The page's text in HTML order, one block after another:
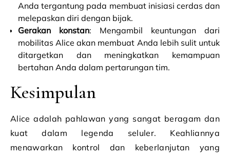
Anda tergantung pada membuat inisiasi cerdas dan
melepaskan diri dengan bijak.
Gerakan konstan: Mengambil keuntungan dari
mobilitas Alice akan membuat Anda lebih sulit untuk
ditargetkan dan meningkatkan kemampuan
bertahan Anda dalam pertarungan tim.
Kesimpulan
Alice adalah pahlawan yang sangat beragam dan
kuat dalam legenda seluler. Keahliannya
menawarkan kontrol dan keberlanjutan yang